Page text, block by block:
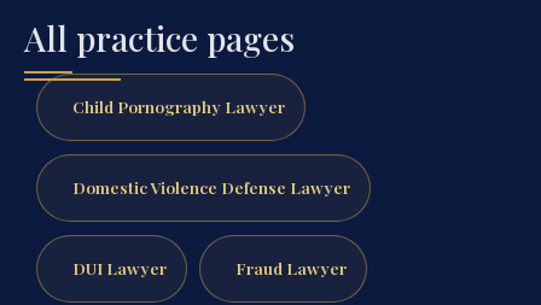
All practice pages
Child Pornography Lawyer
Domestic Violence Defense Lawyer
DUI Lawyer Fraud Lawyer